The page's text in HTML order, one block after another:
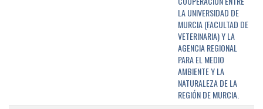
LA UNIVERSIDAD DE
MURCIA (FACULTAD DE
VETERINARIA) Y LA
AGENCIA REGIONAL
PARA EL MEDIO
AMBIENTE Y LA
NATURALEZA DE LA
REGIÓN DE MURCIA.